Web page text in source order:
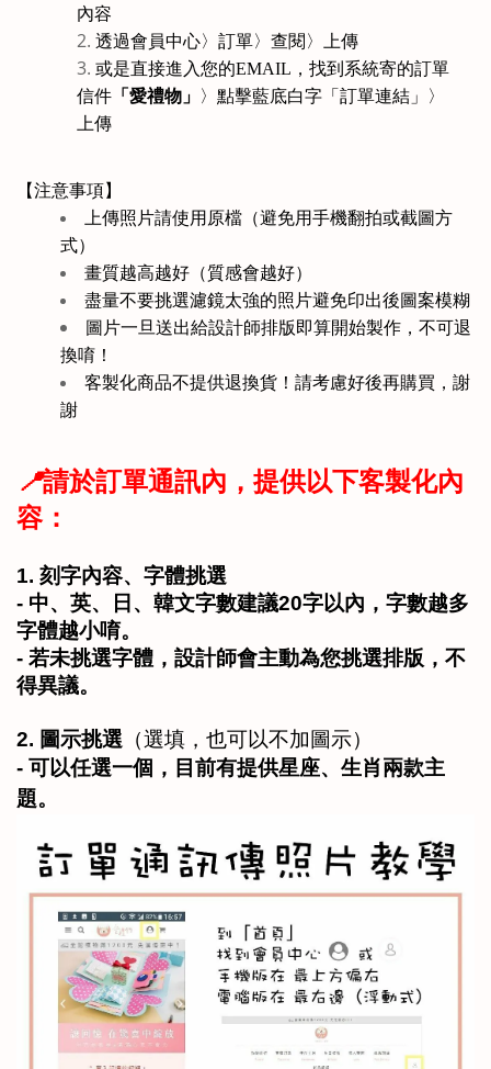
內容
透過會員中心〉訂單〉查閱 〉
上傳
或是直接進入您的EMAIL，找到系統寄的訂單
信件 「愛禮物」 〉點擊藍底白字「訂單連結」〉
上傳
【注意事項】
上傳照片請使用原檔（避免用手機翻拍或截圖方
式）
畫質越高越好（質感會越好）
盡量不要挑選濾鏡太強的照片避免印出後圖案模糊
圖片一旦送出給設計師排版即算開始製作，不可退
換唷！
客製化商品不提供退換貨！請考慮好後再購買，謝
謝
📍請於訂單通訊內，提供以下客製化內
容：
1. 刻字內容、字體挑選
- 中、英、日、韓文字數建議20字以內，字數越多
字體越小唷。
- 若未挑選字體，設計師會主動為您挑選排版，不
得異議。
2. 圖示挑選 （選填，也可以不加圖示）
- 可以任選一個，目前有提供星座、生肖兩款主
題。